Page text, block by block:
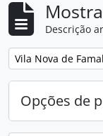
Descrição
Remove filter:
Vila Nova de
Opções de